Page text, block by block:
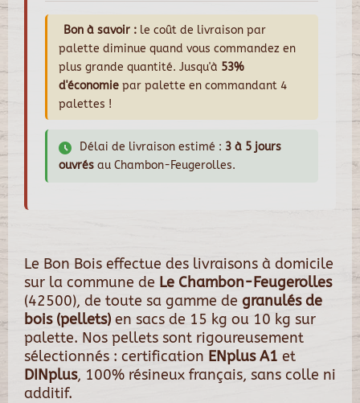
Bon à savoir : le coût de livraison par
palette diminue quand vous commandez en
plus grande quantité. Jusqu'à 53%
d'économie par palette en commandant 4
palettes !
Délai de livraison estimé : 3 à 5 jours
ouvrés au Chambon-Feugerolles.
Le Bon Bois effectue des livraisons à domicile
sur la commune de Le Chambon-Feugerolles
(42500), de toute sa gamme de granulés de
bois (pellets) en sacs de 15 kg ou 10 kg sur
palette. Nos pellets sont rigoureusement
sélectionnés : certification ENplus A1 et
DINplus, 100% résineux français, sans colle ni
additif.